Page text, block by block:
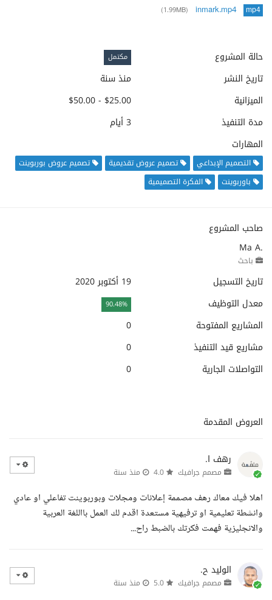
mp4
inmark.mp4
(1.99MB)
حالة المشروع مكتمل
تاريخ النشر
منذ سنة
الميزانية
$25.00 - $50.00
مدة التنفيذ
3 أيام
المهارات
التصميم الإبداعي تصميم عروض تقديمية
تصميم عروض بوربوينت
باوربوينت
الفكرة التصميمية
صاحب المشروع
Ma A.
باحث
تاريخ التسجيل
19 أكتوبر 2020
معدل التوظيف
90.48%
المشاريع المفتوحة
0
مشاريع قيد التنفيذ
0
التواصلات الجارية
0
العروض المقدمة
رهف ا.
مصمم جرافيك منذ سنة
اهلا فيك معاك رهف مصممة إعلانات ومجلات وبوربوينت تفاعلي او عادي
وانشطة تعليمية او ترفيهية مستعدة اقدم لك العمل بااللغة العربية
والانجليزية فهمت فكرتك بالضبط راح...
الوليد ح.
مصمم جرافيك منذ سنة